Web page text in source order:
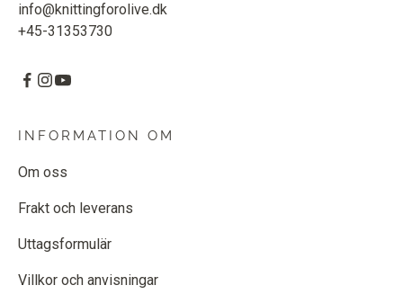
info@knittingforolive.dk
+45-31353730
INFORMATION OM
Om oss
Frakt och leverans
Uttagsformulär
Villkor och anvisningar